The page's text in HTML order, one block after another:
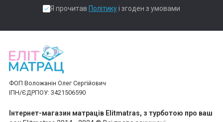
Я прочитав Політикуі згоден з умовами
ФОП Воложанін Олег Сергійович
ІПН/ЄДРПОУ: 3421506590
Інтернет-магазин матраців Elitmatras, з турботою про ваш